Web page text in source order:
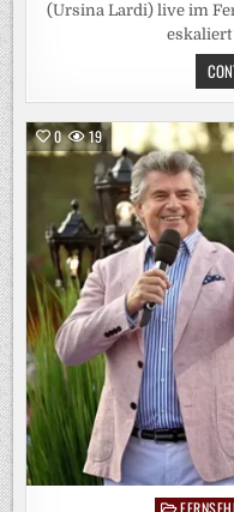
(Ursina Lardi) live im
0 19
Posted